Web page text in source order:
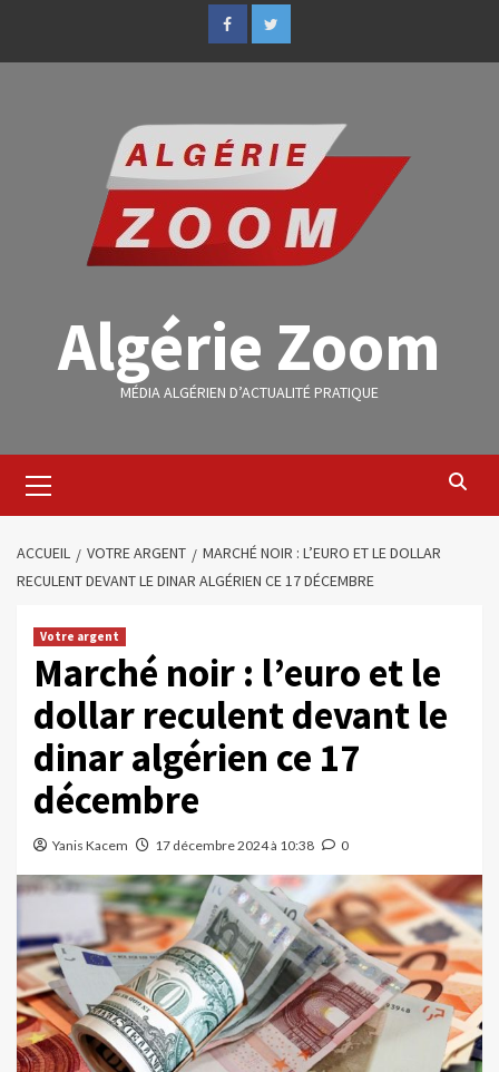
Algérie Zoom
MÉDIA ALGÉRIEN D’ACTUALITÉ PRATIQUE
ACCUEIL VOTRE ARGENT
MARCHÉ NOIR : L’EURO ET LE DOLLAR
RECULENT DEVANT LE DINAR ALGÉRIEN CE 17 DÉCEMBRE
Votre argent
Marché noir : l’euro et le
dollar reculent devant le
dinar algérien ce 17
décembre
Yanis Kacem 17 décembre 2024 à 10:38 0